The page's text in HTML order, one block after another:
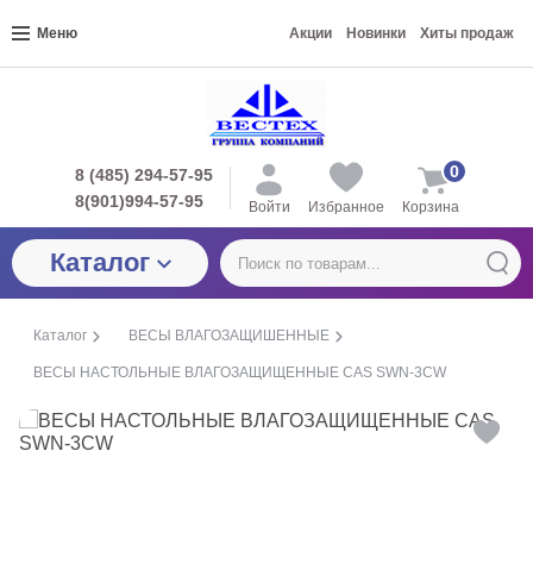
Меню Акции Новинки Хиты продаж
8 (485) 294-57-95
8(901)994-57-95
Войти Избранное Корзина
0
Каталог
Каталог ВЕСЫ ВЛАГОЗАЩИШЕННЫЕ
ВЕСЫ НАСТОЛЬНЫЕ ВЛАГОЗАЩИЩЕННЫЕ CAS SWN-3CW